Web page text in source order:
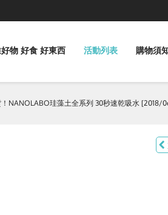
物 好食 好東西 活動列表 購物須
NANOLABO珪藻土全系列 30秒速乾吸水 [2018/